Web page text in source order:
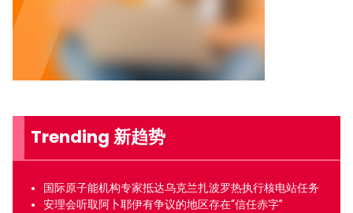
Trending 新趋势
国际原子能机构专家抵达乌克兰扎波罗热执行核电站任务
安理会听取阿卜耶伊有争议的地区存在“信任赤字”